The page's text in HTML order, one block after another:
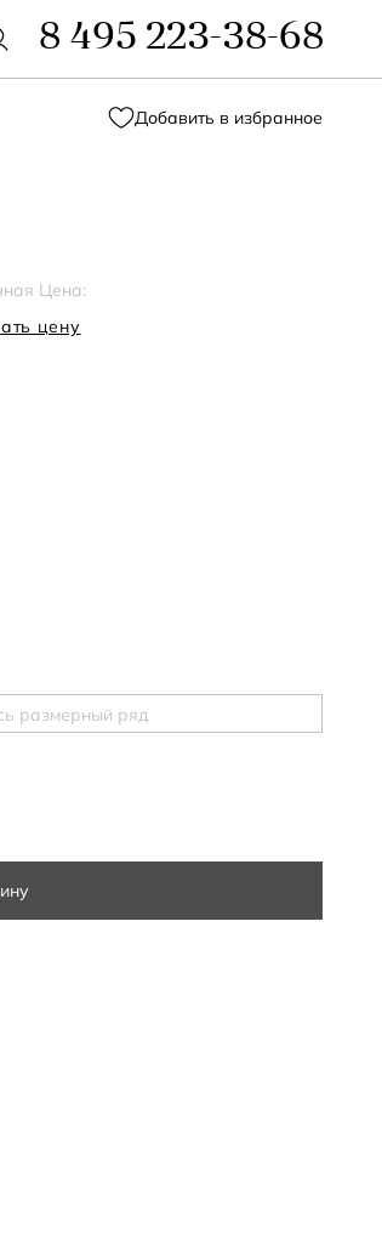
8 495 223-38-68
Добавить в избранное
Цена:
цену
размерный ряд